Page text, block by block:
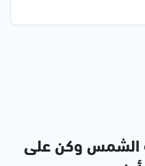
الشمس وكن على